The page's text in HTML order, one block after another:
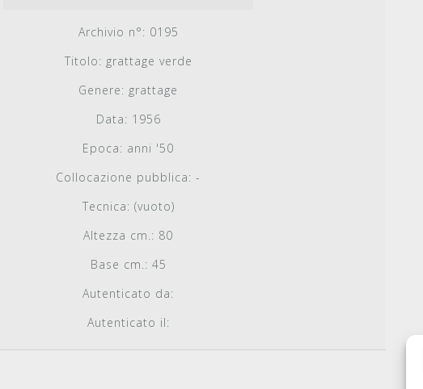
Archivio n°: 0195
Titolo: grattage verde
Genere: grattage
Data: 1956
Epoca: anni '50
Collocazione pubblica: -
Tecnica: (vuoto)
Altezza cm.: 80
Base cm.: 45
Autenticato da:
Autenticato il: